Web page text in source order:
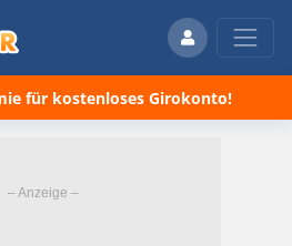
für kostenloses Girokonto!